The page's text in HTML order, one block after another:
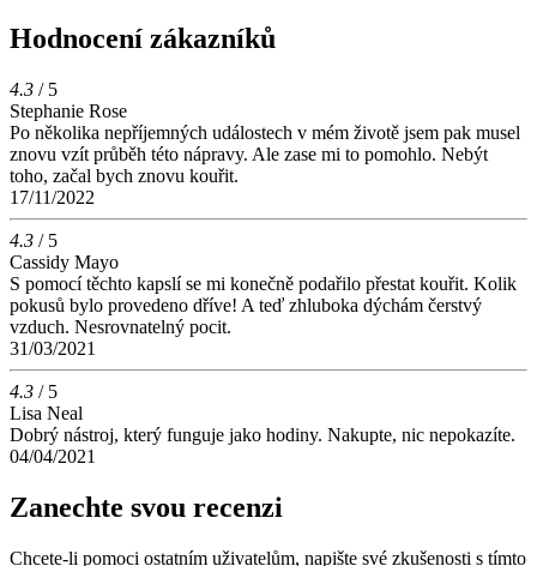
Hodnocení zákazníků
4.3 / 5
Stephanie Rose
Po několika nepříjemných událostech v mém životě jsem pak musel
znovu vzít průběh této nápravy. Ale zase mi to pomohlo. Nebýt
toho, začal bych znovu kouřit.
17/11/2022
4.3 / 5
Cassidy Mayo
S pomocí těchto kapslí se mi konečně podařilo přestat kouřit. Kolik
pokusů bylo provedeno dříve! A teď zhluboka dýchám čerstvý
vzduch. Nesrovnatelný pocit.
31/03/2021
4.3 / 5
Lisa Neal
Dobrý nástroj, který funguje jako hodiny. Nakupte, nic nepokazíte.
04/04/2021
Zanechte svou recenzi
Chcete-li pomoci ostatním uživatelům, napište své zkušenosti s tímto